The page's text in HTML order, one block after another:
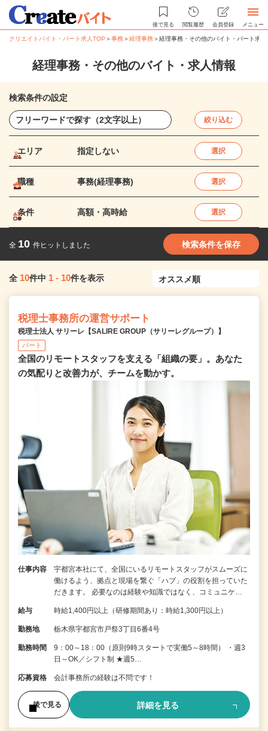
後で見る 閲覧履歴 会員登録 メニュー
クリエイトバイト・パート求人TOP ＞事務＞経理事務＞経理事務・その他のバイト・パート求人
経理事務・その他のバイト・求人情報
検索条件の設定
絞り込む
エリア 指定しない 選択
職種 事務(経理事務) 選択
条件 高額・高時給 選択
全 10 件ヒットしました 検索条件を保存
全 10件中 1 - 10件を表示
税理士事務所の運営サポート
税理士法人 サリーレ【SALIRE GROUP（サリーレグループ）】
パート
全国のリモートスタッフを支える「組織の要」。あなた
の気配りと改善力が、チームを動かす。
仕事内容
宇都宮本社にて、全国にいるリモートスタッフがスムーズに
働けるよう、拠点と現場を繋ぐ「ハブ」の役割を担っていた
だきます。 必要なのは経験や知識ではなく、コミュニケ…
給与 時給1,400円以上（研修期間あり：時給1,300円以上）
勤務地 栃木県宇都宮市戸祭3丁目6番4号
勤務時間
9：00～18：00（原則9時スタートで実働5～8時間） ・週3
日～OK／シフト制 ★週5…
応募資格 会計事務所の経験は不問です！
後で見る 詳細を見る